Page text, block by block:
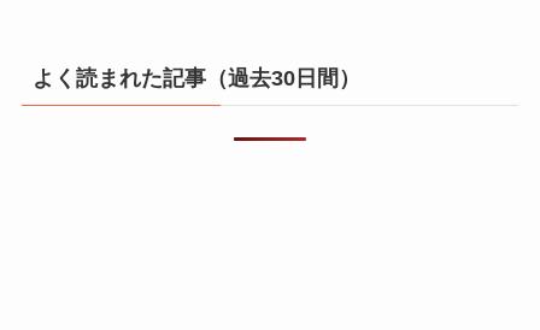
よく読まれた記事（過去30日間）